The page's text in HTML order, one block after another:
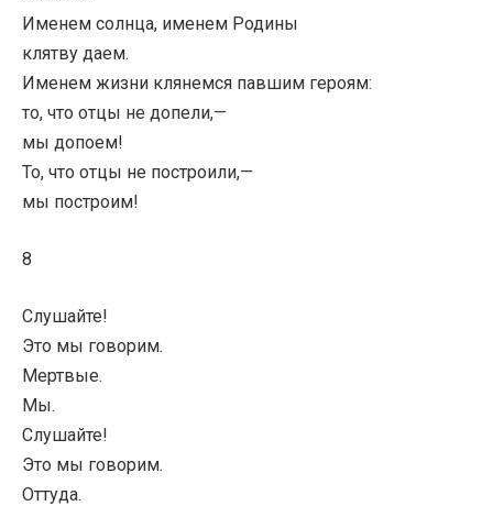
Именем солнца, именем Родины
клятву даем.
Именем жизни клянемся павшим героям:
то, что отцы не допели,—
мы допоем!
То, что отцы не построили,—
мы построим!
8
Слушайте!
Это мы говорим.
Мертвые.
Мы.
Слушайте!
Это мы говорим.
Оттуда.